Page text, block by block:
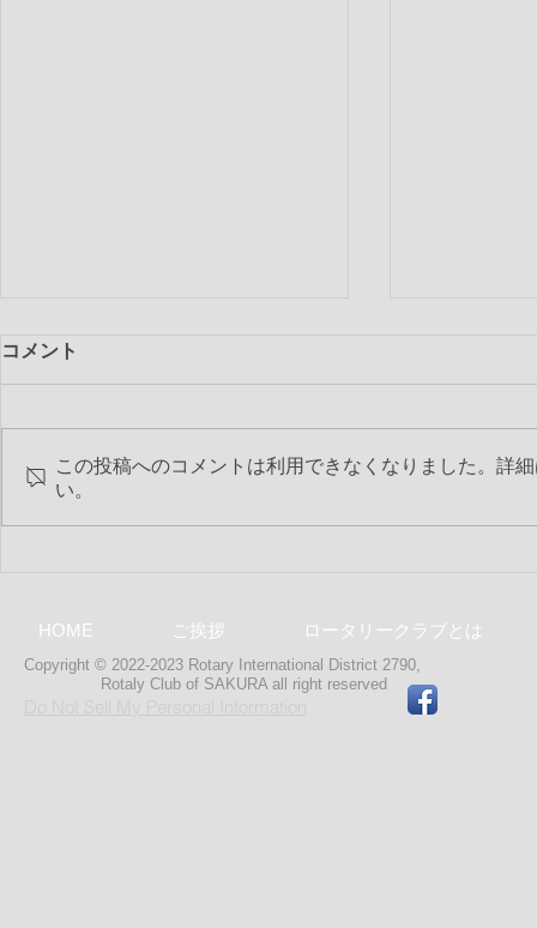
第2318回 2019-20年度 最終
コメント
この投稿へのコメントは利用できなくなりました。詳
い。
HOME ご挨拶 ロータリークラブとは
Copyright © 2022-2023 Rotary International District 2790,
Rotaly Club of SAKURA all right reserved